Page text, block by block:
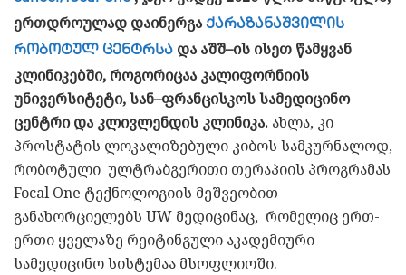
ერთდროულად დაინერგა ქარაზანაშვილის
რობოტულ ცენტრსა და აშშ–ის ისეთ წამყვან
კლინიკებში, როგორიცაა კალიფორნიის
უნივერსიტეტი,სან–ფრანცისკოსსამედიცინო
ცენტრი და კლივლენდის კლინიკა. ახლა, კი
პროსტატის ლოკალიზებული კიბოს სამკურნალოდ,
რობოტული ულტრაბგერითი თერაპიის პროგრამას
Focal One ტექნოლოგიის მეშვეობით
განახორციელებს UW მედიცინაც, რომელიც ერთ-
ერთი ყველაზე რეიტინგული აკადემიური
სამედიცინო სისტემაა მსოფლიოში.